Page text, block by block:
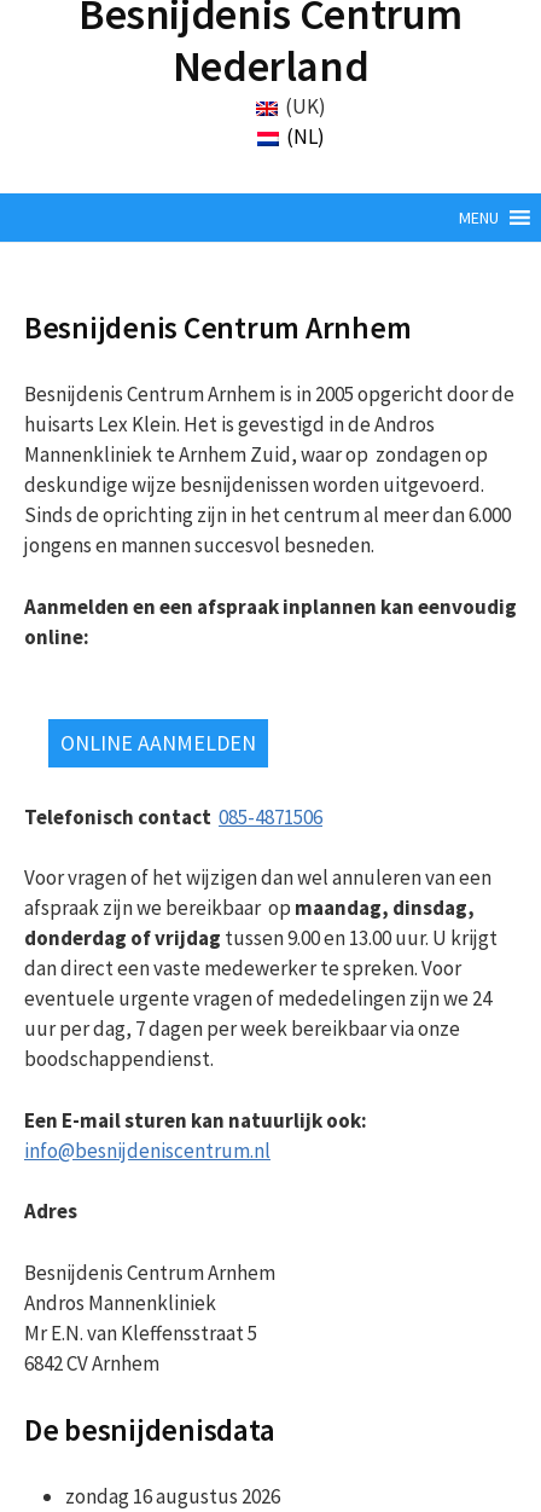
Besnijdenis Centrum
Nederland
(UK)
(NL)
MENU
Besnijdenis Centrum Arnhem
Besnijdenis Centrum Arnhem is in 2005 opgericht door de
huisarts Lex Klein. Het is gevestigd in de Andros
Mannenkliniek te Arnhem Zuid, waar op zondagen op
deskundige wijze besnijdenissen worden uitgevoerd.
Sinds de oprichting zijn in het centrum al meer dan 6.000
jongens en mannen succesvol besneden.
Aanmelden en een afspraak inplannen kan eenvoudig
online:
ONLINE AANMELDEN
Telefonisch contact 085-4871506
Voor vragen of het wijzigen dan wel annuleren van een
afspraak zijn we bereikbaar op maandag, dinsdag,
donderdag of vrijdag tussen 9.00 en 13.00 uur. U krijgt
dan direct een vaste medewerker te spreken. Voor
eventuele urgente vragen of mededelingen zijn we 24
uur per dag, 7 dagen per week bereikbaar via onze
boodschappendienst.
Een E-mail sturen kan natuurlijk ook:
info@besnijdeniscentrum.nl
Adres
Besnijdenis Centrum Arnhem
Andros Mannenkliniek
Mr E.N. van Kleffensstraat 5
6842 CV Arnhem
De besnijdenisdata
zondag 16 augustus 2026